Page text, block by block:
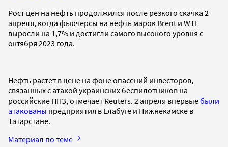
Рост цен на нефть продолжился после резкого скачка 2
апреля, когда фьючерсы на нефть марок Brent и WTI
выросли на 1,7% и достигли самого высокого уровня с
октября 2023 года.
Нефть растет в цене на фоне опасений инвесторов,
связанных с атакой украинских беспилотников на
российские НПЗ, отмечает Reuters. 2 апреля впервыебыли
атакованы предприятия в Елабуге и Нижнекамске в
Татарстане.
Материал по теме